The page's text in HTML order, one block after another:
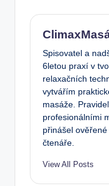
Spisovatel a
6letou praxí v
relaxačních
vytvářím
masáže.
profesionálními
přinášel
čtenáře.
View All Posts